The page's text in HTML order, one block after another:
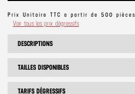
Prix Unitaire TTC a partir de 500 pièces
Voir tous les prix dégressifs
DESCRIPTIONS
TAILLES DISPONIBLES
TARIFS DÉGRESSIFS